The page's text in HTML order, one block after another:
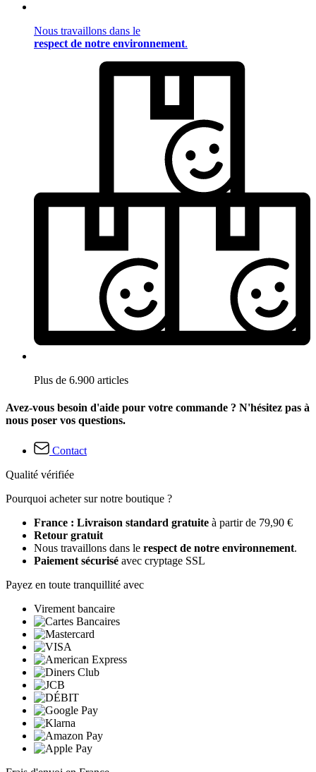
Nous travaillons dans le
respect de notre environnement.
Plus de 6.900 articles
Avez-vous besoin d'aide pour votre commande ? N'hésitez pas à
nous poser vos questions.
Contact
Qualité vérifiée
Pourquoi acheter sur notre boutique ?
France : Livraison standard gratuite à partir de 79,90 €
Retour gratuit
Nous travaillons dans le respect de notre environnement.
Paiement sécurisé avec cryptage SSL
Payez en toute tranquillité avec
Virement bancaire